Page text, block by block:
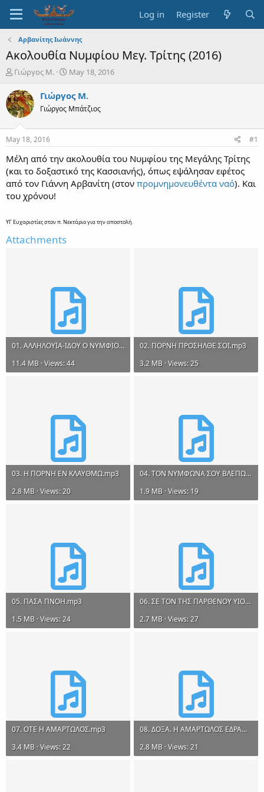
Log in Register
Αρβανίτης Ιωάννης
Ακολουθία Νυμφίου Μεγ. Τρίτης (2016)
T
r
e
a
t
a
t
e
r
Γιώργος Μ.
S
a
t
e
May 18, 2016
Γιώργος Μ.
Γιώργος Μπάτζιος
May 18, 2016 #1
Μέλη από την ακολουθία του Νυμφίου της Μεγάλης Τρίτης
(και το δοξαστικό της Κασσιανής), όπως εψάλησαν εφέτος
από τον Γιάννη Αρβανίτη (στον προμνημονευθέντα ναό). Και
του χρόνου!
ΥΓ Ευχαριστίες στον π. Νεκτάριο για την αποστολή.
Attachments
01. ΑΛΛΗΛΟΥΪΑ-ΙΔΟΥ Ο ΝΥΜΦΙΟΣ ΕΡΧΕΤΑΙ.mp3
11.4 MB · Views: 44
02. ΠΟΡΝΗ ΠΡΟΣΗΛΘΕ ΣΟΙ.mp3
3.2 MB · Views: 25
03. Η ΠΟΡΝΗ ΕΝ ΚΛΑΥΘΜΩ.mp3
2.8 MB · Views: 20
04. ΤΟΝ ΝΥΜΦΩΝΑ ΣΟΥ ΒΛΕΠΩ.mp3
1.9 MB · Views: 19
05. ΠΑΣΑ ΠΝΟΗ.mp3
1.5 MB · Views: 24
06. ΣΕ ΤΟΝ ΤΗΣ ΠΑΡΘΕΝΟΥ ΥΙΟΝ.mp3
2.7 MB · Views: 27
07. ΟΤΕ Η ΑΜΑΡΤΩΛΟΣ.mp3
3.4 MB · Views: 22
08. ΔΟΞΑ. Η ΑΜΑΡΤΩΛΟΣ ΕΔΡΑΜΕ.mp3
2.8 MB · Views: 21